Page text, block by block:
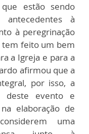
estão sendo
antecedentes à
à peregrinação
tem feito um bem
a Igreja e para a
afirmou que a
por isso, a
deste evento e
elaboração de
uma